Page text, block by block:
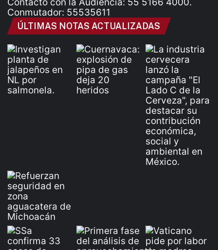
Contacto con la Audiencia: 55 5166 4000.
Conmutador: 55535611
ÚLTIMAS NOTAS ACTUALIZADAS